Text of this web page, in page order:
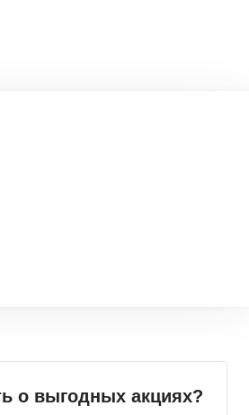
о выгодных акциях?